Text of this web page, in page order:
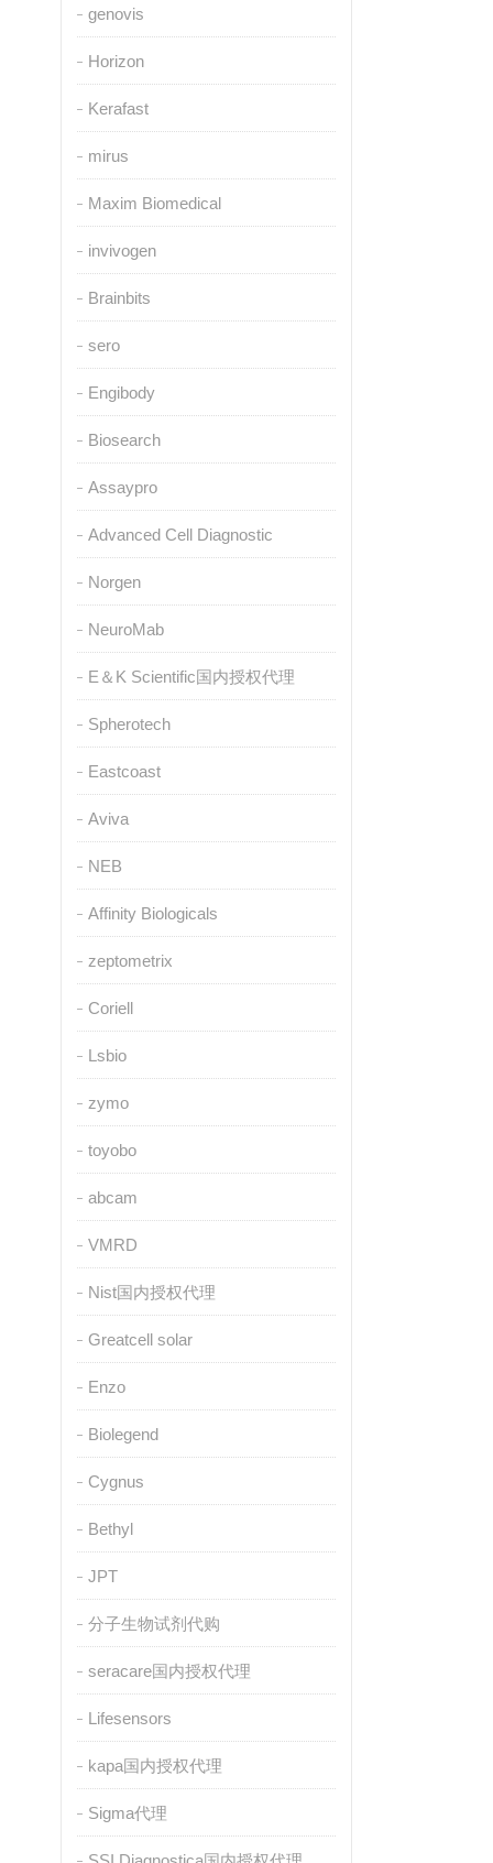
genovis
Horizon
Kerafast
mirus
Maxim Biomedical
invivogen
Brainbits
sero
Engibody
Biosearch
Assaypro
Advanced Cell Diagnostic
Norgen
NeuroMab
E＆K Scientific国内授权代理
Spherotech
Eastcoast
Aviva
NEB
Affinity Biologicals
zeptometrix
Coriell
Lsbio
zymo
toyobo
abcam
VMRD
Nist国内授权代理
Greatcell solar
Enzo
Biolegend
Cygnus
Bethyl
JPT
分子生物试剂代购
seracare国内授权代理
Lifesensors
kapa国内授权代理
Sigma代理